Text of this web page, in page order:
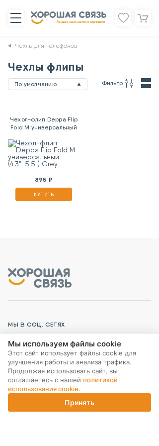
Чехлы для телефонов
Чехлы флипы
По умолчанию Фильтр
Чехол-флип Deppa Flip
Fold M универсальный
895 ₽
КУПИТЬ
Корзина
МЫ В СОЦ. СЕТЯХ
ПОДПИСКА НА РАССЫЛКУ
Мы используем файлы cookie
Этот сайт использует файлы cookie для
улучшения работы и анализа трафика.
Продолжая использовать сайт, вы
соглашаетесь с нашей политикой
использования cookie.
Принять